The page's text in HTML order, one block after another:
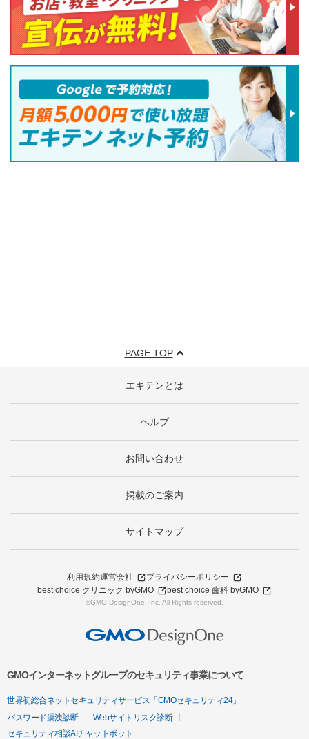
PAGE TOP
エキテンとは
ヘルプ
お問い合わせ
掲載のご案内
サイトマップ
利用規約運営会社
プライバシーポリシー
best choice クリニック byGMO
best choice 歯科 byGMO
©GMO DesignOne, Inc. All Rights reserved.
GMOインターネットグループのセキュリティ事業について
世界初総合ネットセキュリティサービス「GMOセキュリティ24」
パスワード漏洩診断
Webサイトリスク診断
セキュリティ相談AIチャットボット